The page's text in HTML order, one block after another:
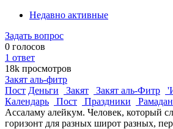
Недавно активные
Задать вопрос
0 голосов
1 ответ
18k просмотров
Закят аль-фитр
Пост Деньги Закят Закят аль-Фитр
Календарь
Пост Праздники Рамадан
Ассаламу алейкум. Человек, который
горизонт для разных широт разных,